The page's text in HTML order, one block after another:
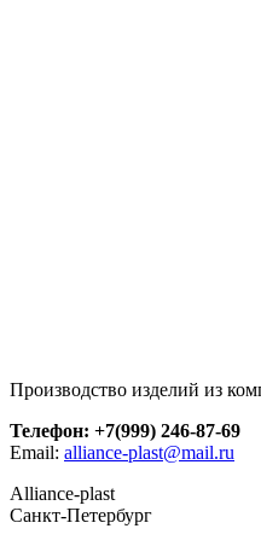
Производство изделий из
Телефон: +7(999) 246-87-69
Email: alliance-plast@mail.ru
Alliance-plast
Санкт-Петербург